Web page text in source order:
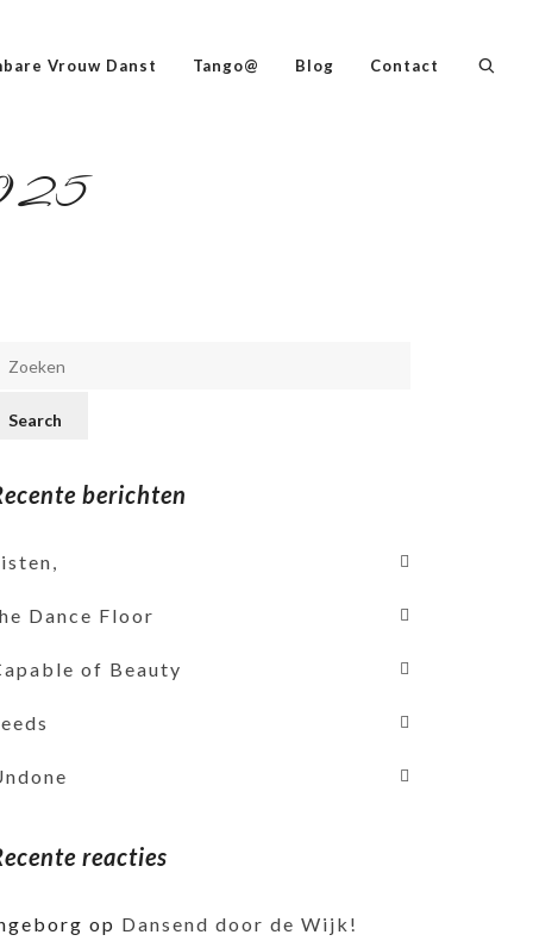
Vrouw Danst Tango@ Blog Contact
berichten
Dance Floor
of Beauty
reacties
op Dansend door de Wijk!